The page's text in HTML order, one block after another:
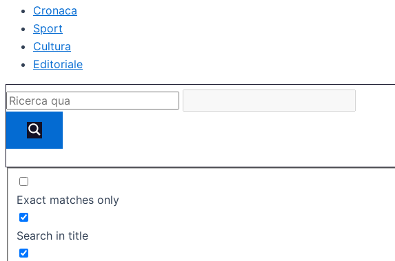
Cronaca
Sport
Cultura
Editoriale
Exact matches only
Search in title